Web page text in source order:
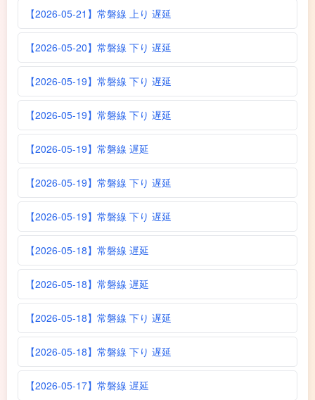
【2026-05-21】常磐線 上り 遅延
【2026-05-20】常磐線 下り 遅延
【2026-05-19】常磐線 下り 遅延
【2026-05-19】常磐線 下り 遅延
【2026-05-19】常磐線 遅延
【2026-05-19】常磐線 下り 遅延
【2026-05-19】常磐線 下り 遅延
【2026-05-18】常磐線 遅延
【2026-05-18】常磐線 遅延
【2026-05-18】常磐線 下り 遅延
【2026-05-18】常磐線 下り 遅延
【2026-05-17】常磐線 遅延